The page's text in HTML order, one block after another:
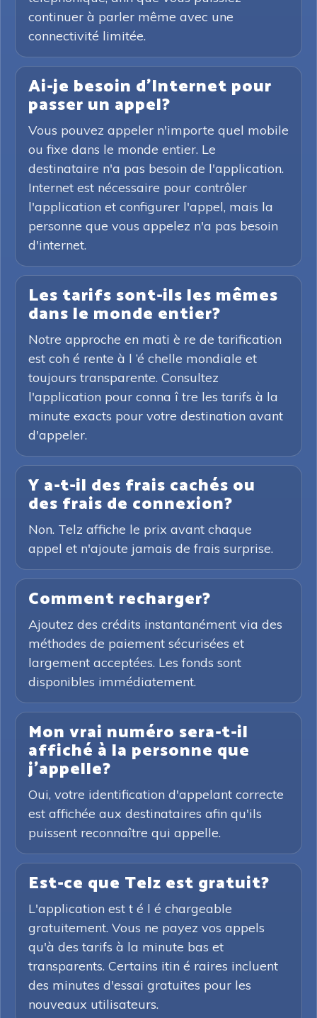
continuer à parler même avec une
connectivité limitée.
Ai-je besoin d'Internet pour
passer un appel?
Vous pouvez appeler n'importe quel mobile
ou fixe dans le monde entier. Le
destinataire n'a pas besoin de l'application.
Internet est nécessaire pour contrôler
l'application et configurer l'appel, mais la
personne que vous appelez n'a pas besoin
d'internet.
Les tarifs sont-ils les mêmes
dans le monde entier?
Notre approche en mati è re de tarification
est coh é rente à l ’é chelle mondiale et
toujours transparente. Consultez
l'application pour conna î tre les tarifs à la
minute exacts pour votre destination avant
d'appeler.
Y a-t-il des frais cachés ou
des frais de connexion?
Non. Telz affiche le prix avant chaque
appel et n'ajoute jamais de frais surprise.
Comment recharger?
Ajoutez des crédits instantanément via des
méthodes de paiement sécurisées et
largement acceptées. Les fonds sont
disponibles immédiatement.
Mon vrai numéro sera-t-il
affiché à la personne que
j'appelle?
Oui, votre identification d'appelant correcte
est affichée aux destinataires afin qu'ils
puissent reconnaître qui appelle.
Est-ce que Telz est gratuit?
L'application est t é l é chargeable
gratuitement. Vous ne payez vos appels
qu'à des tarifs à la minute bas et
transparents. Certains itin é raires incluent
des minutes d'essai gratuites pour les
nouveaux utilisateurs.